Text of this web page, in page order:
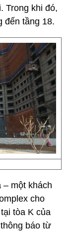
Trong khi đó,
đến tầng 18.
– một khách
cho
tòa K của
báo từ